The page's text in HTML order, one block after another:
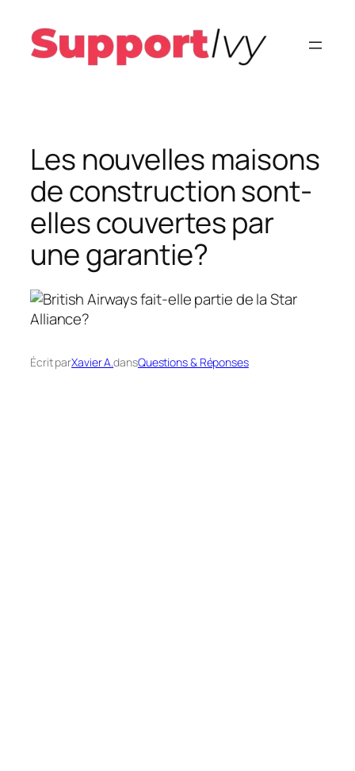
contenu
Les nouvelles maisons
de construction sont-
elles couvertes par
une garantie?
Écrit parXavier A.dansQuestions & Réponses